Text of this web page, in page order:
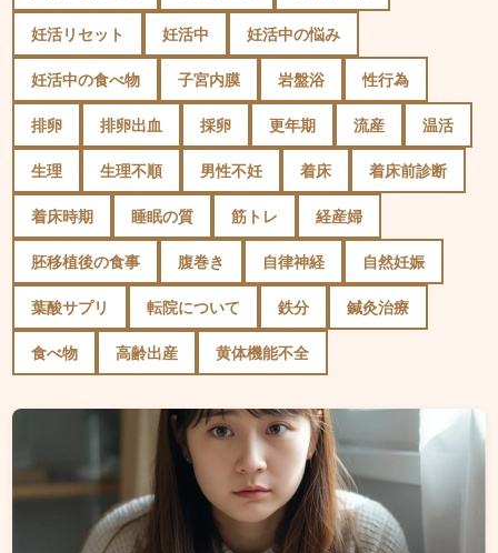
妊活リセット 妊活中 妊活中の悩み
妊活中の食べ物 子宮内膜 岩盤浴 性行為
排卵 排卵出血 採卵 更年期 流産 温活
生理 生理不順 男性不妊 着床 着床前診断
着床時期 睡眠の質 筋トレ 経産婦
胚移植後の食事 腹巻き 自律神経 自然妊娠
葉酸サプリ 転院について 鉄分 鍼灸治療
食べ物 高齢出産 黄体機能不全